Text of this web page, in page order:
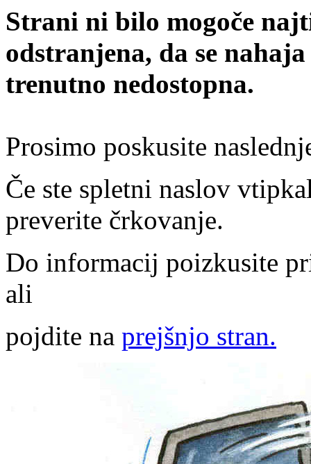
Strani ni bilo mogoče
odstranjena, da se
trenutno nedostopna.
Prosimo poskusite
Če ste spletni naslov
preverite črkovanje.
Do informacij poizkusite
ali
pojdite na prejšnjo stran.